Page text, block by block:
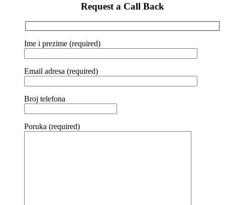
Request a Call Back
Ime i prezime (required)
Email adresa (required)
Broj telefona
Poruka (required)